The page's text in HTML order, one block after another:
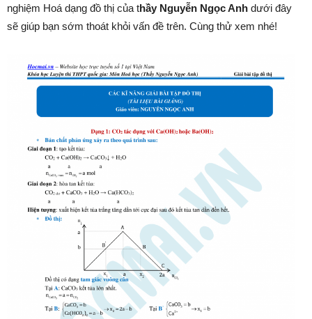
nghiệm Hoá dạng đồ thị của thầy Nguyễn Ngọc Anh dưới đây
sẽ giúp bạn sớm thoát khỏi vấn đề trên. Cùng thử xem nhé!